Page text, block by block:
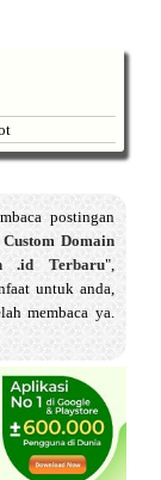
postingan
Domain
.id Terbaru",
untuk anda,
membaca ya.